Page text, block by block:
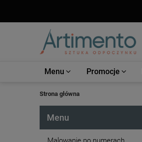
Menu Promocje
Strona główna
Menu